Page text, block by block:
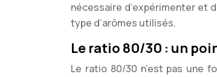
nécessaire d’expérimenter et
type d’arômes utilisés.
Le ratio 80/30 : un
Le ratio 80/30 n’est pas une